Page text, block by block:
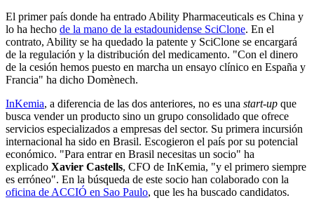
El primer país donde ha entrado Ability Pharmaceuticals es China y
lo ha hecho de la mano de la estadounidense SciClone. En el
contrato, Ability se ha quedado la patente y SciClone se encargará
de la regulación y la distribución del medicamento. "Con el dinero
de la cesión hemos puesto en marcha un ensayo clínico en España y
Francia" ha dicho Domènech.
InKemia, a diferencia de las dos anteriores, no es una start-up que
busca vender un producto sino un grupo consolidado que ofrece
servicios especializados a empresas del sector. Su primera incursión
internacional ha sido en Brasil. Escogieron el país por su potencial
económico. "Para entrar en Brasil necesitas un socio" ha
explicado Xavier Castells, CFO de InKemia, "y el primero siempre
es erróneo". En la búsqueda de este socio han colaborado con la
oficina de ACCIÓ en Sao Paulo, que les ha buscado candidatos.